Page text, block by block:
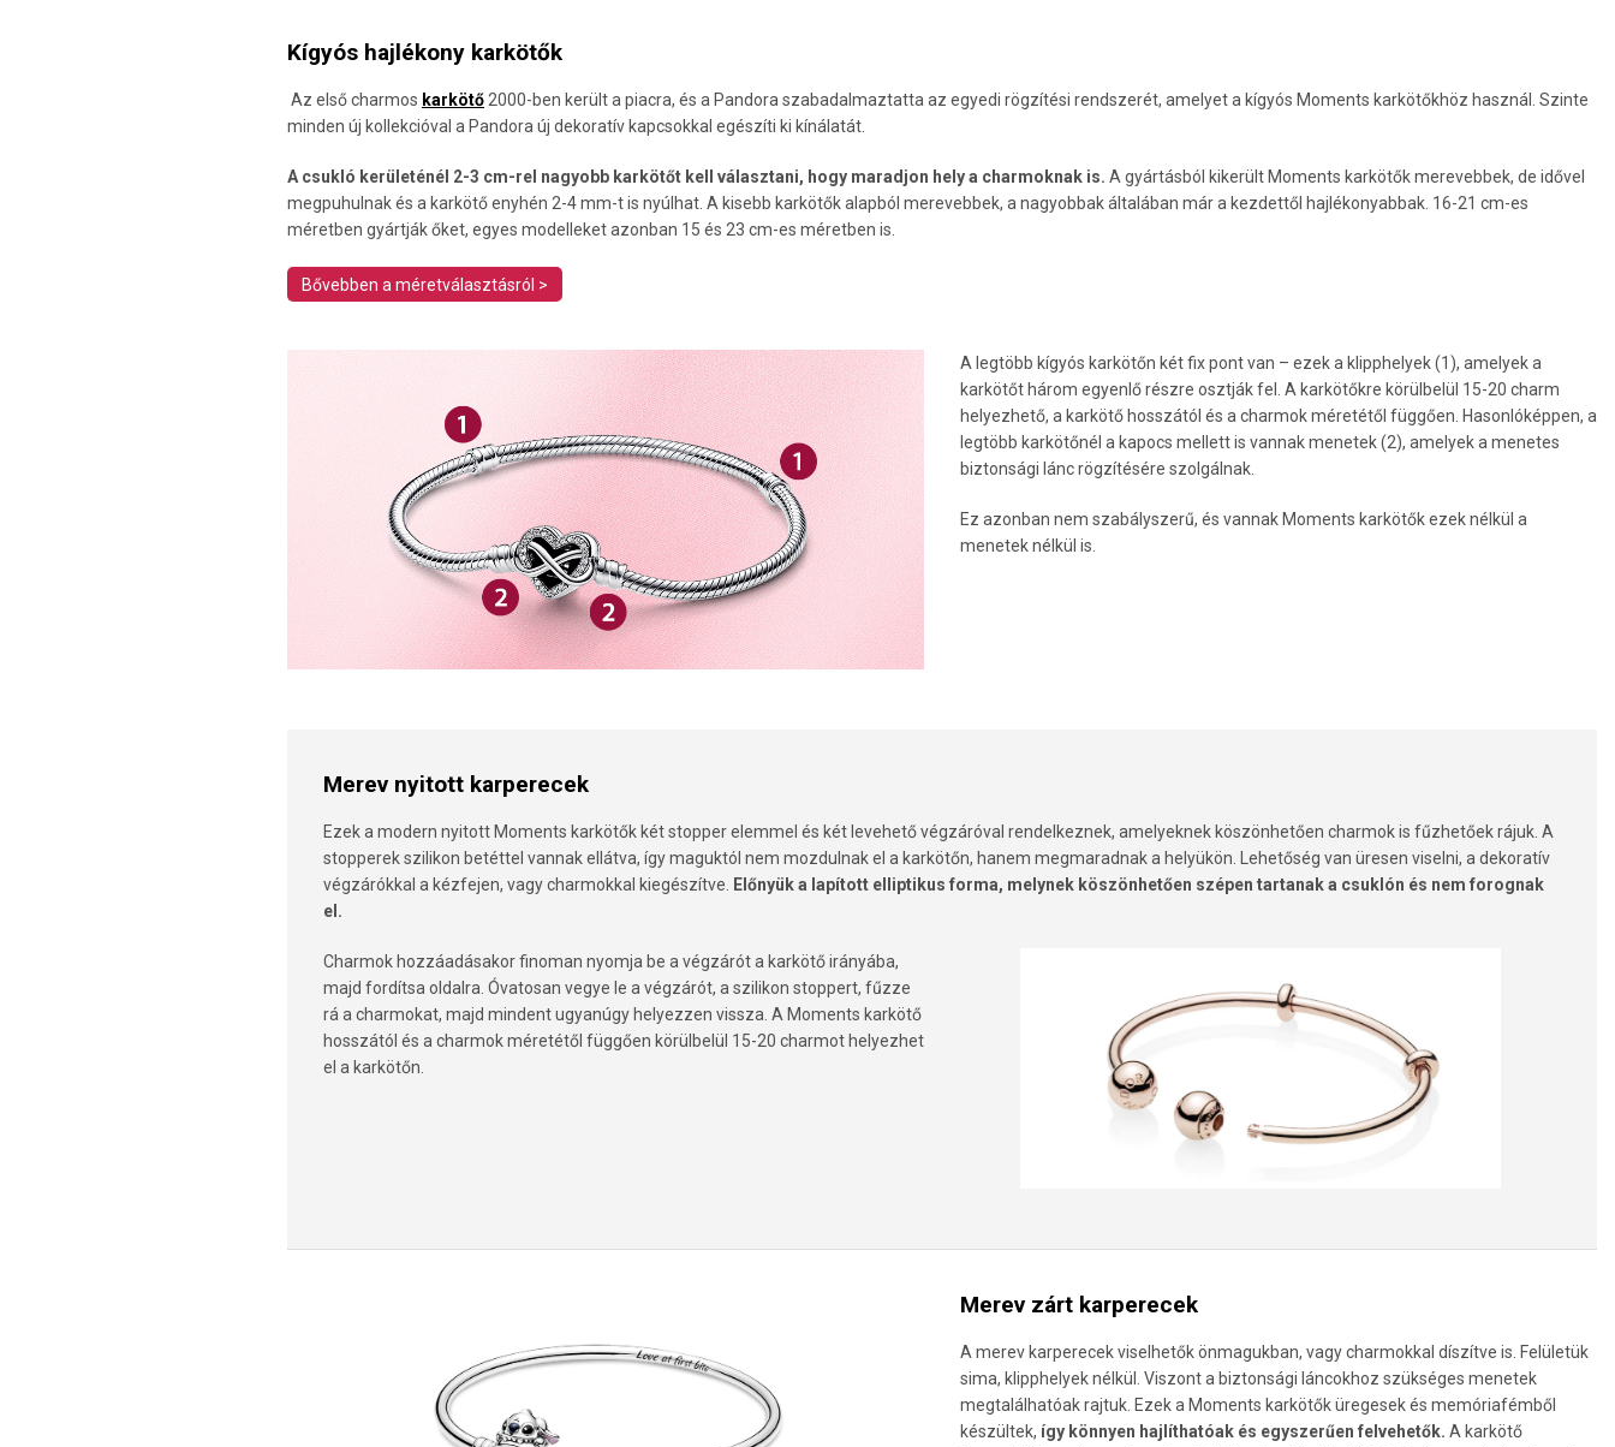
Kígyós hajlékony karkötők
Az első charmos karkötő2000-ben került a piacra, és a Pandora szabadalmaztatta az egyedi rögzítési rendszerét, amelyet a kígyós Moments karkötőkhöz használ. Szinte
minden új kollekcióval a Pandora új dekoratív kapcsokkal egészíti ki kínálatát.
A csukló kerületénél 2-3 cm-rel nagyobb karkötőt kell választani, hogy maradjon hely a charmoknak is. A gyártásból kikerült Moments karkötők merevebbek, de idővel
megpuhulnak és a karkötő enyhén 2-4 mm-t is nyúlhat. A kisebb karkötők alapból merevebbek, a nagyobbak általában már a kezdettől hajlékonyabbak. 16-21 cm-es
méretben gyártják őket, egyes modelleket azonban 15 és 23 cm-es méretben is.
Bővebben a méretválasztásról >
A legtöbb kígyós karkötőn két fix pont van – ezek a klipphelyek (1), amelyek a
karkötőt három egyenlő részre osztják fel. A karkötőkre körülbelül 15-20 charm
helyezhető, a karkötő hosszától és a charmok méretétől függően. Hasonlóképpen, a
legtöbb karkötőnél a kapocs mellett is vannak menetek (2), amelyek a menetes
biztonsági lánc rögzítésére szolgálnak.
Ez azonban nem szabályszerű, és vannak Moments karkötők ezek nélkül a
menetek nélkül is.
Merev nyitott karperecek
Ezek a modern nyitott Moments karkötők két stopper elemmel és két levehető végzáróval rendelkeznek, amelyeknek köszönhetően charmok is fűzhetőek rájuk. A
stopperek szilikon betéttel vannak ellátva, így maguktól nem mozdulnak el a karkötőn, hanem megmaradnak a helyükön. Lehetőség van üresen viselni, a dekoratív
végzárókkal a kézfejen, vagy charmokkal kiegészítve.
Előnyük a lapított elliptikus forma, melynek köszönhetően szépen tartanak a csuklón és nem forognak
el.
Charmok hozzáadásakor finoman nyomja be a végzárót a karkötő irányába,
majd fordítsa oldalra. Óvatosan vegye le a végzárót, a szilikon stoppert, fűzze
rá a charmokat, majd mindent ugyanúgy helyezzen vissza. A Moments karkötő
hosszától és a charmok méretétől függően körülbelül 15-20 charmot helyezhet
el a karkötőn.
Merev zárt karperecek
A merev karperecek viselhetők önmagukban, vagy charmokkal díszítve is. Felületük
sima, klipphelyek nélkül. Viszont a biztonsági láncokhoz szükséges menetek
megtalálhatóak rajtuk. Ezek a Moments karkötők üregesek és memóriafémből
készültek, így könnyen hajlíthatóak és egyszerűen felvehetők. A karkötő